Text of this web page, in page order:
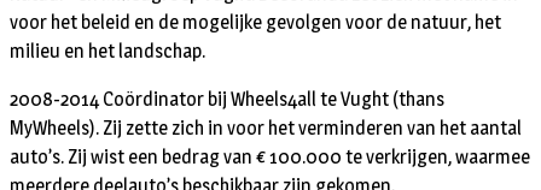
voor het beleid en de mogelijke gevolgen voor de natuur, het
milieu en het landschap.
2008-2014 Coördinator bij Wheels4all te Vught (thans
MyWheels). Zij zette zich in voor het verminderen van het aantal
auto’s. Zij wist een bedrag van € 100.000 te verkrijgen, waarmee